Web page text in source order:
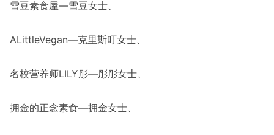
雪豆素食屋—雪豆女士、
ALittleVegan—克里斯叮女士、
名校营养师LILY彤—彤彤女士、
拥金的正念素食—拥金女士、